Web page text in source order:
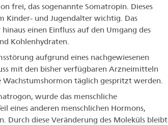
frei, das sogenannte Somatropin. Dieses
Kinder- und Jugendalter wichtig. Das
einen Einfluss auf den Umgang des
Kohlenhydraten.
aufgrund eines nachgewiesenen
mit den bisher verfügbaren Arzneimitteln
Wachstumshormon täglich gespritzt werden.
wurde das menschliche
eines anderen menschlichen Hormons,
Durch diese Veränderung des Moleküls bleibt